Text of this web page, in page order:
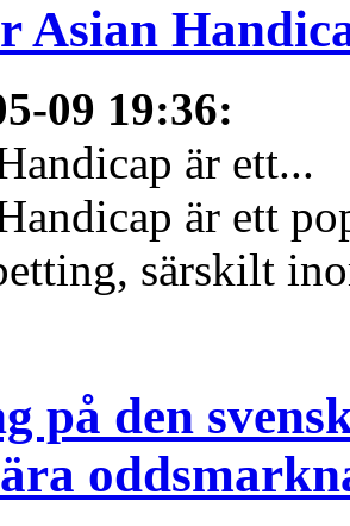
Asian
09 19:36:
är ett...
är ett
särskilt
på den